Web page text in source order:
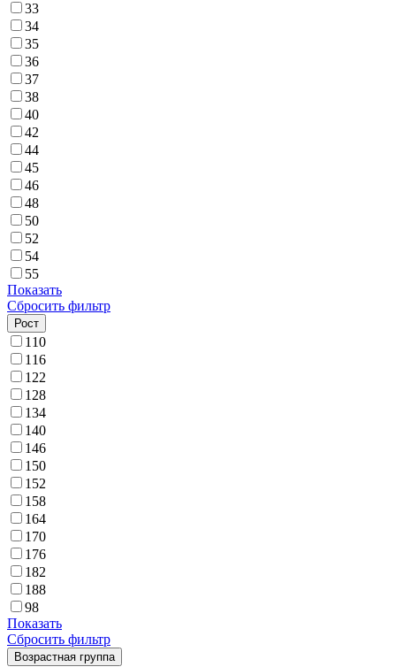
33
34
35
36
37
38
40
42
44
45
46
48
50
52
54
55
Показать
Сбросить фильтр
Рост
110
116
122
128
134
140
146
150
152
158
164
170
176
182
188
98
Показать
Сбросить фильтр
Возрастная группа